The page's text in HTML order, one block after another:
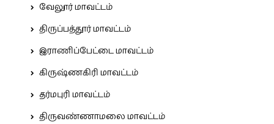
வேலூர் மாவட்டம்
திருப்பத்தூர் மாவட்டம்
இராணிப்பேட்டை மாவட்டம்
கிருஷ்ணகிரி மாவட்டம்
தர்மபுரி மாவட்டம்
திருவண்ணாமலை மாவட்டம்